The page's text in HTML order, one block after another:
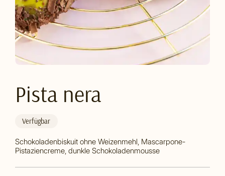
Pista nera
Verfügbar
Schokoladenbiskuit ohne Weizenmehl, Mascarpone-
Pistaziencreme, dunkle Schokoladenmousse